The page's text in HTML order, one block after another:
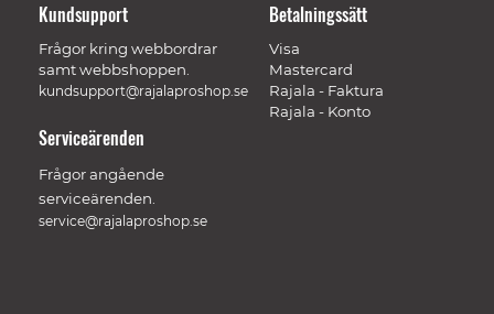
Betalningssätt
Visa
Mastercard
Rajala - Faktura
Rajala - Konto
Kundsupport
Frågor kring webbordrar
samt webbshoppen.
kundsupport@rajalaproshop.se
Serviceärenden
Frågor angående
serviceärenden.
service@rajalaproshop.se